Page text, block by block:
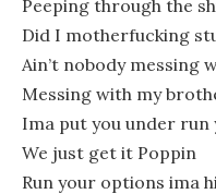
Peeping through the
Did I motherfucking
Ain’t nobody messing
Messing with my
Ima put you under run
We just get it Poppin
Run your options ima